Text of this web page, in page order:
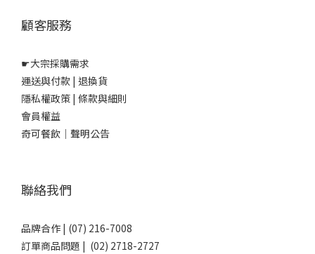
顧客服務
☛大宗採購需求
運送與付款 | 退換貨
隱私權政策 | 條款與細則
會員權益
奇可餐飲｜聲明公告
聯絡我們
品牌合作 | (07) 216-7008
訂單商品問題 | (02) 2718-2727